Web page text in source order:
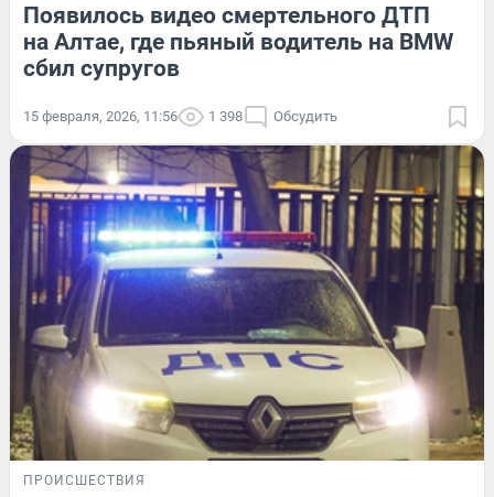
Появилось видео смертельного ДТП
на Алтае, где пьяный водитель на BMW
сбил супругов
15 февраля, 2026, 11:56 1 398 Обсудить
ПРОИСШЕСТВИЯ